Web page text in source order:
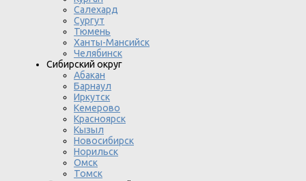
Салехард
Сургут
Тюмень
Ханты-Мансийск
Челябинск
Сибирский округ
Абакан
Барнаул
Иркутск
Кемерово
Красноярск
Кызыл
Новосибирск
Норильск
Омск
Томск